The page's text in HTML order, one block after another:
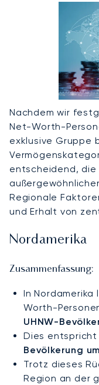
Nachdem wir
Net-Worth-
exklusive Gruppe
entscheidend,
Regionale
und Erhalt von
Nordamerika
Zusammenfassung:
In Nordamerika
Worth-
UHNW-
Dies entspricht
Bevölkerung
Trotz dieses
Region an der